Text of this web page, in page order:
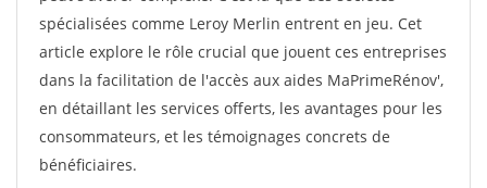
spécialisées comme Leroy Merlin entrent en jeu. Cet
article explore le rôle crucial que jouent ces entreprises
dans la facilitation de l'accès aux aides MaPrimeRénov',
en détaillant les services offerts, les avantages pour les
consommateurs, et les témoignages concrets de
bénéficiaires.